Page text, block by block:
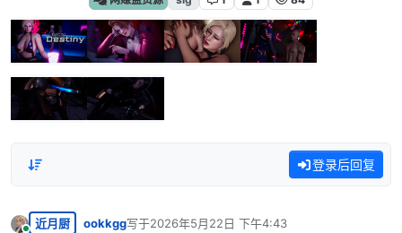
登录后回复
近月厨 ookkgg写于2026年5月22日 下午4:43